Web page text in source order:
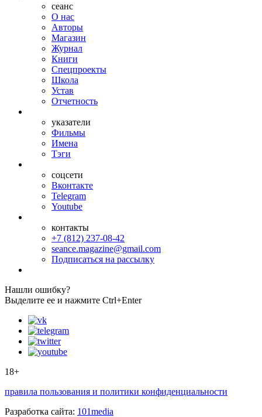
сеанс
О нас
Авторы
Магазин
Журнал
Книги
Спецпроекты
Школа
Устав
Отчетность
указатели
Фильмы
Имена
Тэги
соцсети
Вконтакте
Telegram
Youtube
контакты
+7 (812) 237-08-42
seance.magazine@gmail.com
Подписаться на рассылку
Нашли ошибку?
Выделите ее и нажмите Ctrl+Enter
18+
правила пользования и политики конфиденциальности
Разработка сайта: 101media